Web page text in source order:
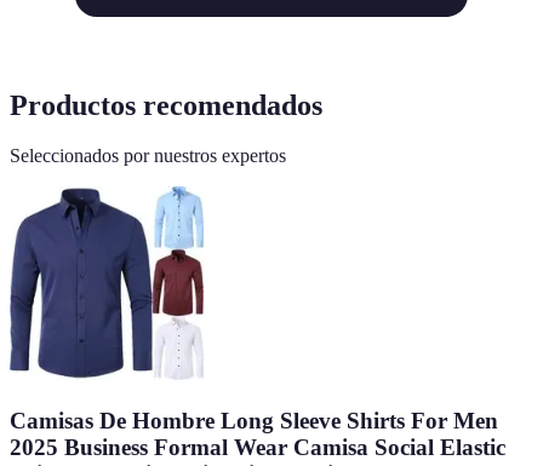
Productos recomendados
Seleccionados por nuestros expertos
Camisas De Hombre Long Sleeve Shirts For Men
2025 Business Formal Wear Camisa Social Elastic